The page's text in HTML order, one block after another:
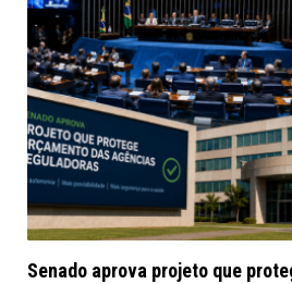
Senado aprova projeto que